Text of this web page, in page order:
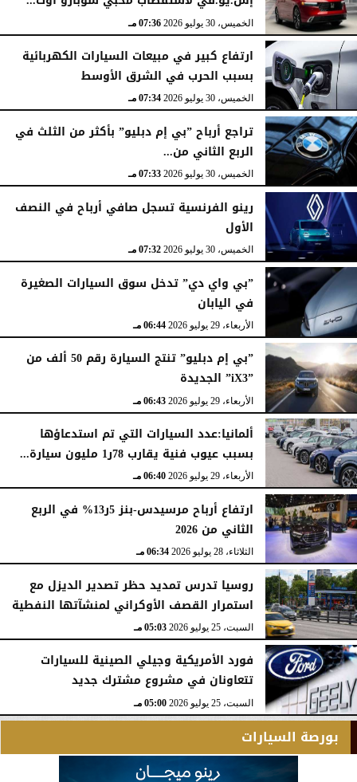
الخميس، 30 يوليو 2026 07:36 مـ
ارتفاع كبير في مبيعات السيارات الكهربائية
بسبب الحرب في الشرق الأوسط
الخميس، 30 يوليو 2026 07:34 مـ
تراجع أرباح ”بي إم دبليو” بأكثر من الثلث في
الربع الثاني من...
الخميس، 30 يوليو 2026 07:33 مـ
رينو الفرنسية تسجل صافي أرباح في النصف
الأول
الخميس، 30 يوليو 2026 07:32 مـ
”بي واي دي” تدخل سوق السيارات الصغيرة
في اليابان
الأربعاء، 29 يوليو 2026 06:44 مـ
”بي إم دبليو” تنتج السيارة رقم 50 ألف من
”iX3” الجديدة
الأربعاء، 29 يوليو 2026 06:43 مـ
ألمانيا:عدد السيارات التي تم استدعاؤها
بسبب عيوب فنية يقارب 78ر1 مليون سيارة...
الأربعاء، 29 يوليو 2026 06:40 مـ
ارتفاع أرباح مرسيدس-بنز 5ر13% في الربع
الثاني من 2026
الثلاثاء، 28 يوليو 2026 06:34 مـ
روسيا تدرس تمديد حظر تصدير الديزل مع
استمرار القصف الأوكراني لمنشآتها النفطية
السبت، 25 يوليو 2026 05:03 مـ
فورد الأمريكية وجيلي الصينية للسيارات
تتعاونان في مشروع مشترك جديد
السبت، 25 يوليو 2026 05:00 مـ
بورصة السيارات